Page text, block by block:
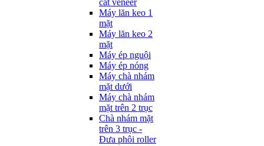
cắt veneer
Máy lăn keo 1
mặt
Máy lăn keo 2
mặt
Máy ép nguội
Máy ép nóng
Máy chà nhám
mặt dưới
Máy chà nhám
mặt trên 2 trục
Chà nhám mặt
trên 3 trục -
Đưa phôi roller